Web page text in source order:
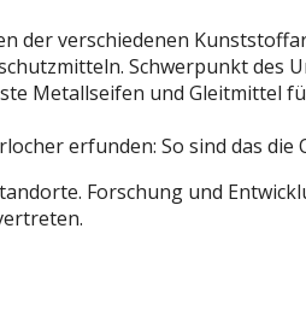
der verschiedenen
Schwerpunkt
Metallseifen und Gleitmittel
erfunden: So sind das
Forschung und